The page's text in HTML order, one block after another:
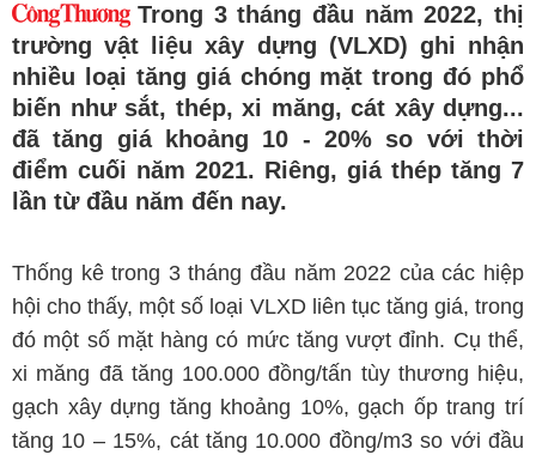
Trong 3 tháng đầu năm 2022, thị
trường vật liệu xây dựng (VLXD) ghi nhận
nhiều loại tăng giá chóng mặt trong đó phổ
biến như sắt, thép, xi măng, cát xây dựng...
đã tăng giá khoảng 10 - 20% so với thời
điểm cuối năm 2021. Riêng, giá thép tăng 7
lần từ đầu năm đến nay.
Thống kê trong 3 tháng đầu năm 2022 của các hiệp
hội cho thấy, một số loại VLXD liên tục tăng giá, trong
đó một số mặt hàng có mức tăng vượt đỉnh. Cụ thể,
xi măng đã tăng 100.000 đồng/tấn tùy thương hiệu,
gạch xây dựng tăng khoảng 10%, gạch ốp trang trí
tăng 10 – 15%, cát tăng 10.000 đồng/m3 so với đầu